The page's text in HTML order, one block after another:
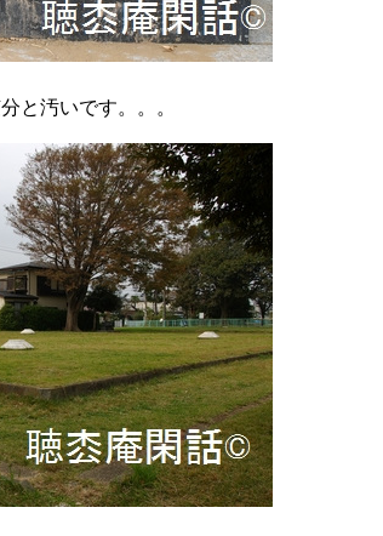
と汚いです。。。